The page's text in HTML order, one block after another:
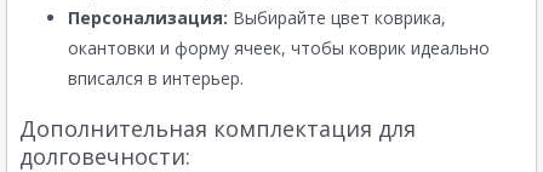
Персонализация: Выбирайте цвет коврика,
окантовки и форму ячеек, чтобы коврик идеально
вписался в интерьер.
Дополнительная комплектация для
долговечности: